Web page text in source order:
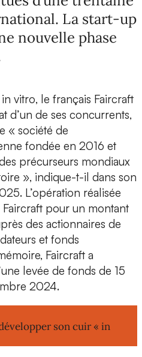
La start-up
nouvelle phase
vitro, le français Faircraft
d’un de ses concurrents,
« société de
fondée en 2016 et
précurseurs mondiaux
», indique-t-il dans son
L’opération réalisée
pour un montant
des actionnaires de
et fonds
Faircraft a
levée de fonds de 15
2024.
son cuir « in